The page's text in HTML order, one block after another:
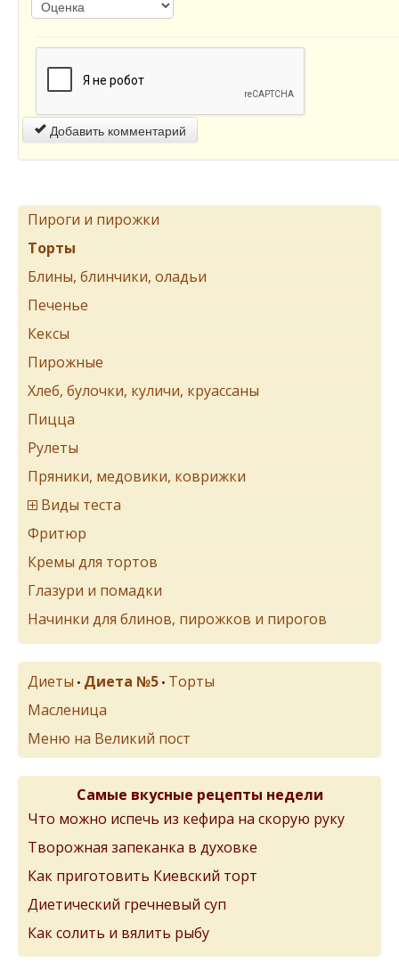
Добавить комментарий
Пироги и пирожки
Торты
Блины, блинчики, оладьи
Печенье
Кексы
Пирожные
Хлеб, булочки, куличи, круассаны
Пицца
Рулеты
Пряники, медовики, коврижки
Виды теста
Фритюр
Кремы для тортов
Глазури и помадки
Начинки для блинов, пирожков и пирогов
Диеты • Диета №5 • Торты
Масленица
Меню на Великий пост
Самые вкусные рецепты недели
Что можно испечь из кефира на скорую руку
Творожная запеканка в духовке
Как приготовить Киевский торт
Диетический гречневый суп
Как солить и вялить рыбу